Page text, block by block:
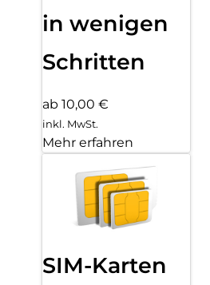
in wenigen
Schritten
ab 10,00 €
inkl. MwSt.
Mehr erfahren
SIM-Karten